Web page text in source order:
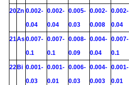
20Zn 0.002-
0.04
0.002-
0.04
0.005-
0.03
0.002-
0.008
0.002-
0.04
21As 0.007-
0.1
0.007-
0.1
0.008-
0.09
0.004-
0.04
0.007-
0.1
22Bi 0.001-
0.03
0.001-
0.01
0.006-
0.03
0.004-
0.003
0.001-
0.01